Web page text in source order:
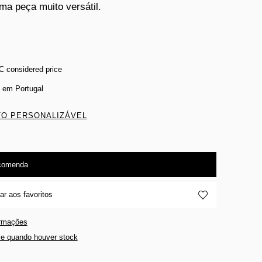
peça muito versátil.
considered price
em Portugal
PERSONALIZÁVEL
aos favoritos
quando houver stock